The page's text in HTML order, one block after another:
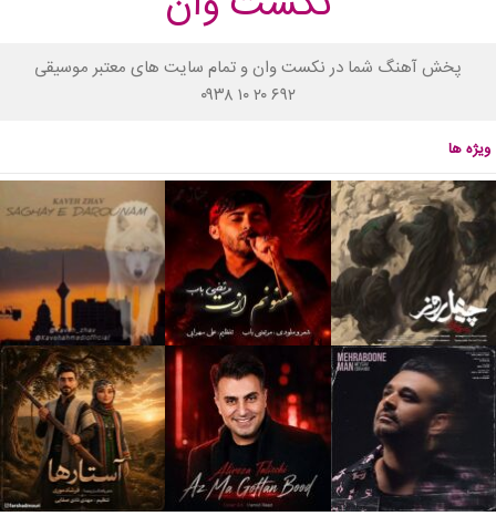
پخش آهنگ شما در نکست وان و تمام سایت های معتبر موسیقی
۰۹۳۸ ۱۰ ۲۰ ۶۹۲
ویژه ها